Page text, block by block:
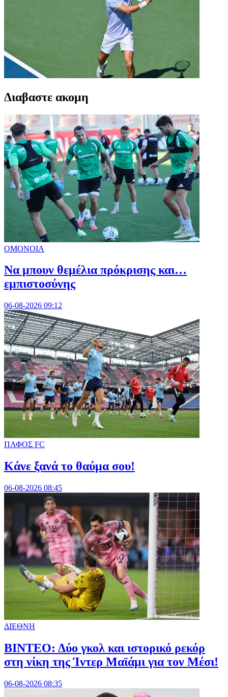
Διαβαστε ακομη
ΟΜΟΝΟΙΑ
Να μπουν θεμέλια πρόκρισης και…
εμπιστοσύνης
06-08-2026 09:12
ΠΑΦΟΣ FC
Κάνε ξανά το θαύμα σου!
06-08-2026 08:45
ΔΙΕΘΝΗ
ΒΙΝΤΕΟ: Δύο γκολ και ιστορικό ρεκόρ
στη νίκη της Ίντερ Μαϊάμι για τον Μέσι!
06-08-2026 08:35